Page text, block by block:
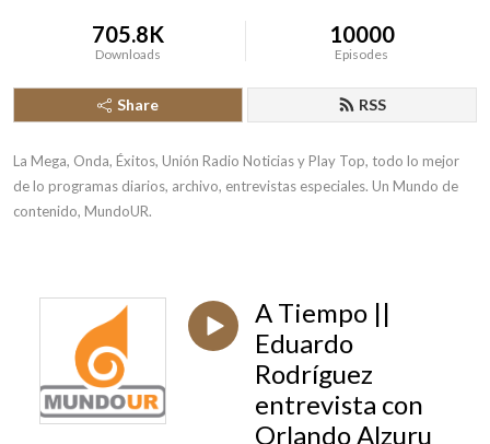
705.8K
Downloads
10000
Episodes
Share RSS
La Mega, Onda, Éxitos, Unión Radio Noticias y Play Top, todo lo mejor
de lo programas diarios, archivo, entrevistas especiales. Un Mundo de
contenido, MundoUR.
A Tiempo ||
Eduardo
Rodríguez
entrevista con
Orlando Alzuru